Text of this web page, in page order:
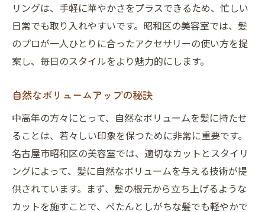
リングは、手軽に華やかさをプラスできるため、忙しい
日常でも取り入れやすいです。昭和区の美容室では、髪
のプロが一人ひとりに合ったアクセサリーの使い方を提
案し、毎日のスタイルをより魅力的にします。
自然なボリュームアップの秘訣
中高年の方々にとって、自然なボリュームを髪に持たせ
ることは、若々しい印象を保つために非常に重要です。
名古屋市昭和区の美容室では、適切なカットとスタイリ
ングによって、髪に自然なボリュームを与える技術が提
供されています。まず、髪の根元から立ち上げるような
カットを施すことで、ぺたんとしがちな髪でも軽やかで